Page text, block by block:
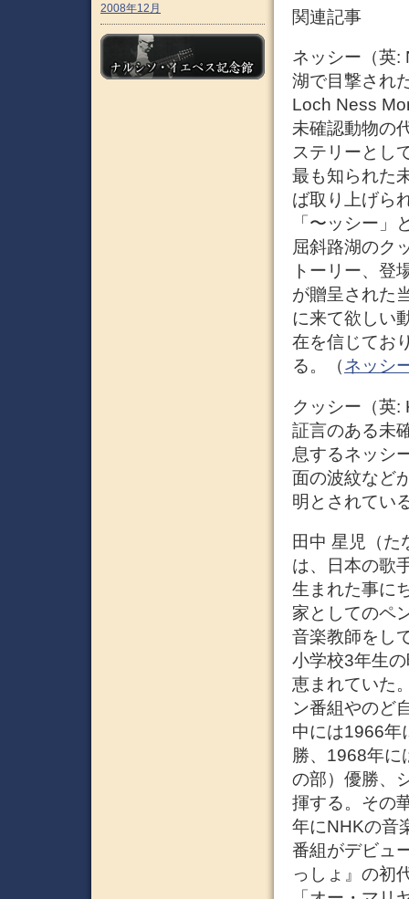
関連記事
ネッシー（英:
湖で目撃され
Loch Ness
未確認動物の
ステリーとし
最も知られた
ば取り上げら
「〜ッシー
屈斜路湖のク
トーリー、登
が贈呈された
に来て欲しい
在を信じてお
る。（ネッシ
クッシー（英:
証言のある未
息するネッシ
面の波紋など
明とされてい
田中 星児（た
は、日本の歌
生まれた事に
家としてのペ
音楽教師をし
小学校3年生
恵まれていた
ン番組やのど
中には1966年
勝、1968年に
の部）優勝、
揮する。その
年にNHKの音
番組がデビュ
っしょ』の初
2008年12月